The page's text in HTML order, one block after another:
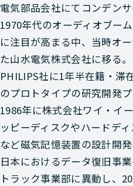
電気部品会社にてコンデンサ
1970年代のオーディオブー
に注目が高まる中、当時オ
た山水電気株式会社に移る
PHILIPS社に1年半在籍・滞
のプロトタイプの研究開発
1986年に株式会社ワイ・イ
ッピーディスクやハードデ
など磁気記憶装置の設計開
日本におけるデータ復旧事
トラック事業部に異動し、